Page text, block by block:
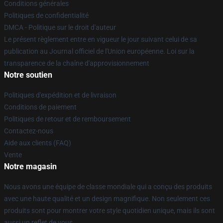
Conditions générales
Politiques de confidentialité
DMCA - Politique sur le droit d'auteur
Le présent règlement entre en vigueur le jour suivant celui de sa
publication au Journal officiel de l'Union européenne. Loi sur la
transparence de la chaîne d'approvisionnement
Notre soutien
Politiques d'expédition et de livraison
Conditions de paiement
Politiques de retour et de remboursement
Contactez-nous
Aide aux clients (FAQ)
Vente
Notre magasin
Nous avons une équipe de classe mondiale qui a conçu des produits
avec une haute qualité et un design magnifique. Non seulement ces
produits sont pour montrer votre style quotidien unique, mais ils sont